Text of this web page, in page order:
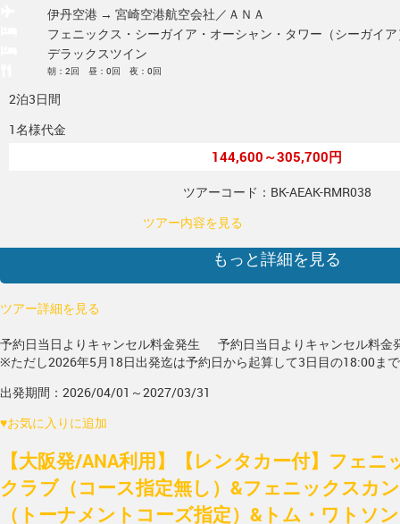
伊丹空港 → 宮崎空港航空会社／ＡＮＡ
フェニックス・シーガイア・オーシャン・タワー（シーガイ
デラックスツイン
朝：2回 昼：0回 夜：0回
2泊3日間
1名様代金
144,600～305,700円
ツアーコード：BK-AEAK-RMR038
ツアー内容を見る
もっと詳細を見る
ツアー詳細を見る
予約日当日よりキャンセル料金発生
予約日当日よりキャンセル料金
※ただし2026年5月18日出発迄は予約日から起算して3日目の18:00ま
出発期間：2026/04/01～2027/03/31
♥お気に入りに追加
【大阪発/ANA利用】【レンタカー付】フェ
クラブ（コース指定無し）&フェニックスカ
（トーナメントコーズ指定）&トム・ワトソ